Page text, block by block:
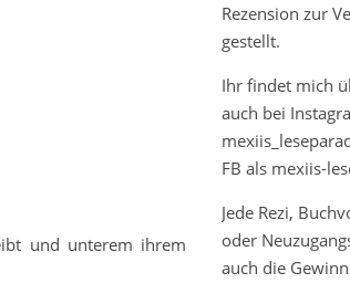
und unterem ihrem
Rezension zur
gestellt.
Ihr findet mich
auch bei
FB als mexiis-
Jede Rezi,
oder
auch die